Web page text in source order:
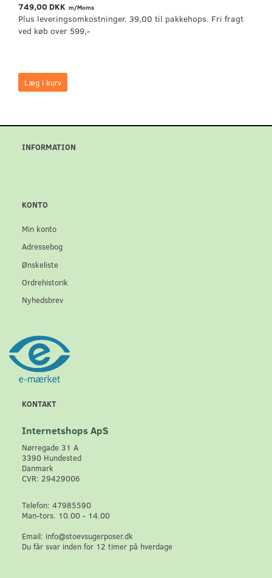
749,00 DKK m/Moms
Plus leveringsomkostninger. 39,00 til pakkehops. Fri fragt
ved køb over 599,-
Læg i kurv
INFORMATION
KONTO
Min konto
Adressebog
Ønskeliste
Ordrehistorik
Nyhedsbrev
KONTAKT
Internetshops ApS
Nørregade 31 A
3390 Hundested
Danmark
CVR: 29429006
Telefon: 47985590
Man-tors. 10.00 - 14.00
Email: info@stoevsugerposer.dk
Du får svar inden for 12 timer på hverdage